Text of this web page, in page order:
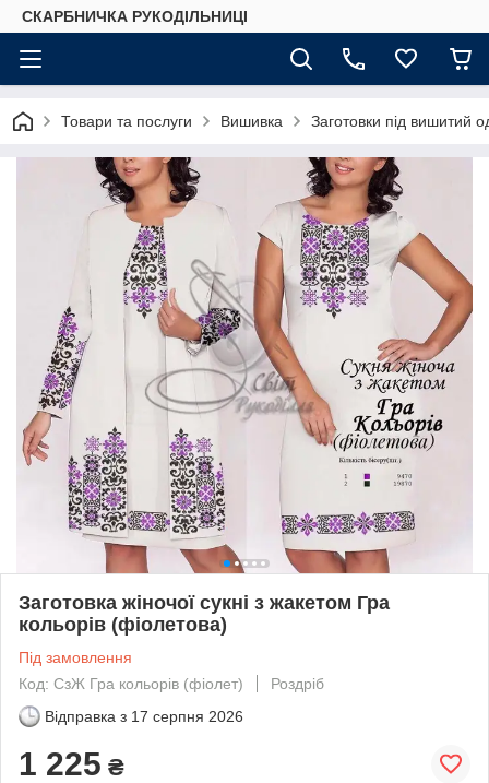
СКАРБНИЧКА РУКОДІЛЬНИЦІ
Товари та послуги Вишивка Заготовки під вишитий
Заготовка жіночої сукні з жакетом Гра
кольорів (фіолетова)
Під замовлення
Код: СзЖ Гра кольорів (фіолет)
Роздріб
Відправка з 17 серпня 2026
1 225 ₴